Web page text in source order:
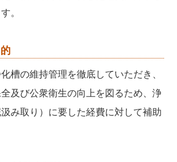
。
槽の維持管理を徹底していただき、
及び公衆衛生の向上を図るため、浄
み取り）に要した経費に対して補助